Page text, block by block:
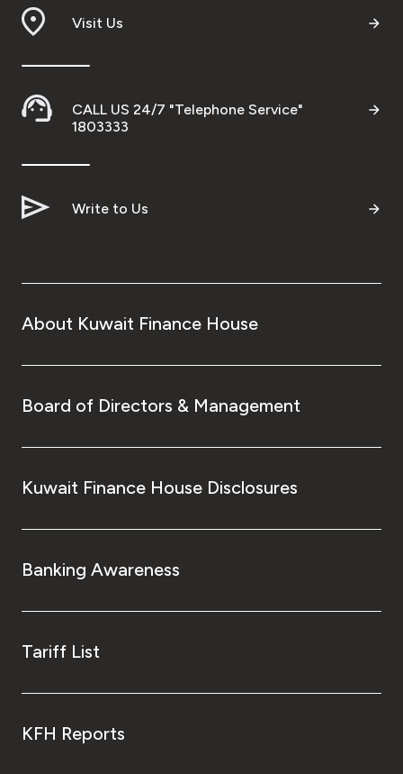
Visit Us
CALL US 24/7 "Telephone Service"
1803333
Write to Us
About Kuwait Finance House
Board of Directors & Management
Kuwait Finance House Disclosures
Banking Awareness
Tariff List
KFH Reports